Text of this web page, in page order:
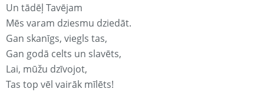
Un tādēļ Tavējam
Mēs varam dziesmu dziedāt.
Gan skanīgs, viegls tas,
Gan godā celts un slavēts,
Lai, mūžu dzīvojot,
Tas top vēl vairāk mīlēts!